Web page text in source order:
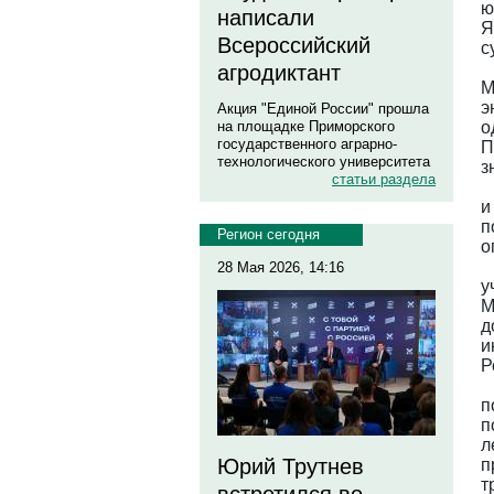
написали
Всероссийский
агродиктант
Акция "Единой России" прошла
на площадке Приморского
государственного аграрно-
технологического университета
статьи раздела
Регион сегодня
28 Мая 2026, 14:16
Юрий Трутнев